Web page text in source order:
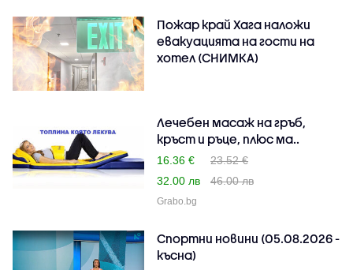
Пожар край Хага наложи
евакуацията на гости на
хотел (СНИМКА)
Лечебен масаж на гръб,
кръст и ръце, плюс ма..
16.36 €
23.52 €
32.00 лв
46.00 лв
Grabo.bg
Спортни новини (05.08.2026 -
късна)